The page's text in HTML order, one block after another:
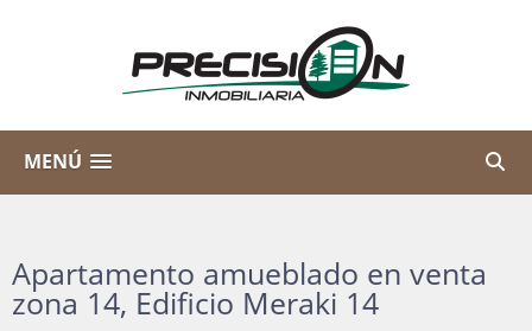
MENÚ
Apartamento amueblado en venta
zona 14, Edificio Meraki 14